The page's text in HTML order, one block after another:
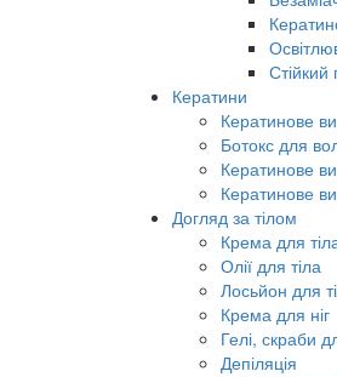
Кератини
Кератинове
Ботокс для
Кератинове
Кератинове
Догляд за тілом
Крема для
Олії для тіла
Лосьйон для
Крема для ніг
Гелі, скраби
Депіляція